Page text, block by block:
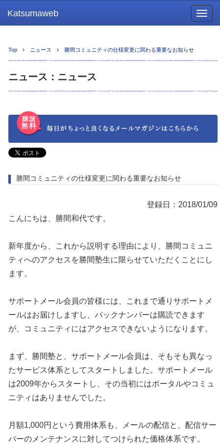
Katsumaweb
Top ニュース 勝間コミュニティの仕様変更に関わる重要なお知らせ
ニュース：ニュース
勝間コミュニティの仕様変更に関わる重要なお知らせ
登録日：2018/01/09
こんにちは、勝間和代です。
新年度から、これから説明する理由により、勝間コミュニ
ティへのアクセスを勝間塾生に限らせていただくことにし
ます。
サポートメール会員の皆様には、これまで通りサポートメ
ールはお届けしますし、バックナンバーは購読できます
が、コミュニティにはアクセスできないようになります。
まず、勝間塾と、サポートメール会員は、そもそも異なっ
たサービス体系としてスタートしました。サポートメール
は2009年からスタートし、その当初にはポータルやコミュ
ニティはありませんでした。
月額1,000円という費用体系も、メールの配信と、配信サー
バーのメンテナンスに対してつけられた価格体系です。